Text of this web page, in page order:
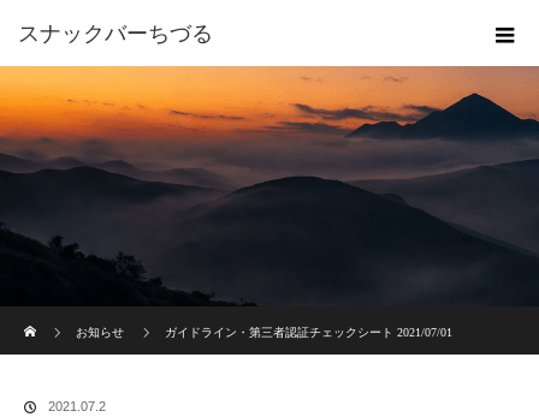
スナックバーちづる
お知らせ
ガイドライン・第三者認証チェックシート 2021/07/01
2021.07.2